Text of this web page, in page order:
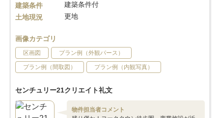
建築条件
建築条件付
土地現況
更地
画像カテゴリ
区画図 プラン例（外観パース）
プラン例（間取図） プラン例（内観写真）
センチュリー21クリエイト礼文
物件担当者コメント